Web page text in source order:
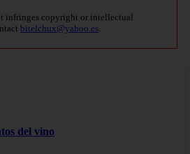
infringes copyright or intellectual
bitelchux@yahoo.es.
del vino